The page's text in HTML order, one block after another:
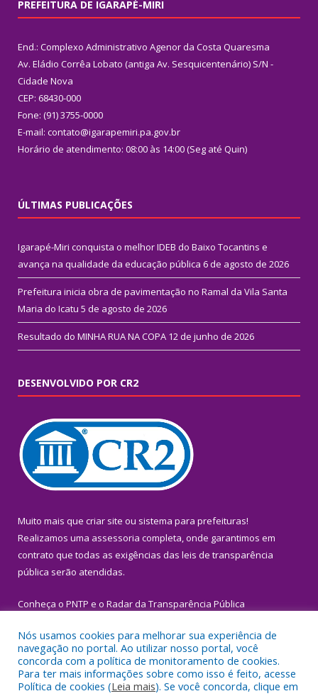
PREFEITURA DE IGARAPÉ-MIRI
End.: Complexo Administrativo Agenor da Costa Quaresma
Av. Eládio Corrêa Lobato (antiga Av. Sesquicentenário) S/N -
Cidade Nova
CEP: 68430-000
Fone: (91) 3755-0000
E-mail: contato@igarapemiri.pa.gov.br
Horário de atendimento: 08:00 às 14:00 (Seg até Quin)
ÚLTIMAS PUBLICAÇÕES
Igarapé-Miri conquista o melhor IDEB do Baixo Tocantins e
avança na qualidade da educação pública 6 de agosto de 2026
Prefeitura inicia obra de pavimentação no Ramal da Vila Santa
Maria do Icatu 5 de agosto de 2026
Resultado do MINHA RUA NA COPA 12 de junho de 2026
DESENVOLVIDO POR CR2
Muito mais que criar site ou sistema para prefeituras!
Realizamos uma assessoria completa, onde garantimos em
contrato que todas as exigências das leis de transparência
pública serão atendidas.
Conheça o PNTP e o Radar da Transparência Pública
Todos os direitos reservados a Prefeitura Municipal de Igarapé-
Miri.
Nós usamos cookies para melhorar sua experiência de
navegação no portal. Ao utilizar nosso portal, você
concorda com a política de monitoramento de cookies.
Para ter mais informações sobre como isso é feito, acesse
Política de cookies (Leia mais). Se você concorda, clique em